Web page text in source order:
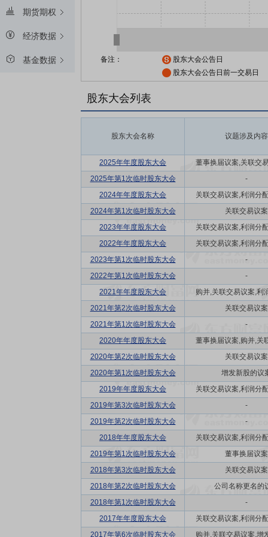
期货期权
经济数据
基金数据 备注：
股东大会公告日
股东大会公告日前一交易日
股东大会列表
股东大会名称 议题涉及内容
2025年年度股东大会
董事换届议案,关联交
2025年第1次临时股东大会
-
2024年年度股东大会
关联交易议案,利润分
2024年第1次临时股东大会
关联交易议案
2023年年度股东大会
关联交易议案,利润分
2022年年度股东大会
关联交易议案,利润分
2023年第1次临时股东大会
-
2022年第1次临时股东大会
-
2021年年度股东大会
购并,关联交易议案,利
2021年第2次临时股东大会
关联交易议案
2021年第1次临时股东大会
-
2020年年度股东大会
董事换届议案,购并,关
2020年第2次临时股东大会
关联交易议案
2020年第1次临时股东大会
增发新股的议
2019年年度股东大会
关联交易议案,利润分
2019年第3次临时股东大会
-
2019年第2次临时股东大会
-
2018年年度股东大会
关联交易议案,利润分
2019年第1次临时股东大会
董事换届议案
2018年第3次临时股东大会
关联交易议案
2018年第2次临时股东大会
公司名称更名的
2018年第1次临时股东大会
-
2017年年度股东大会
关联交易议案,利润分
2017年第6次临时股东大会
购并,关联交易议案,增